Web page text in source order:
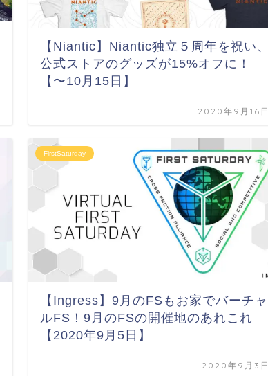
【Niantic】Niantic独立５周年を祝い、
公式ストアのグッズが15%オフに！
【〜10月15日】
2020年9月16日
FirstSaturday
【Ingress】9月のFSもお家でバーチャ
ルFS！9月のFSの開催地のあれこれ
【2020年9月5日】
2020年9月3日